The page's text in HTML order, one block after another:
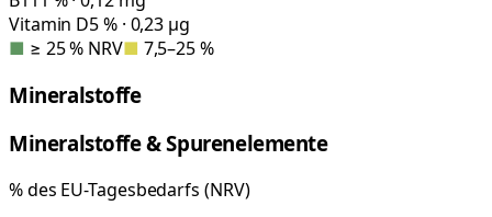
Vitamin D5 % · 0,23 µg
■ ≥ 25 % NRV■ 7,5–25 %
Mineralstoffe
Mineralstoffe & Spurenelemente
% des EU-Tagesbedarfs (NRV)